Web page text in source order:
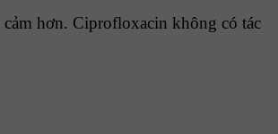
cảm hơn. Ciprofloxacin không có tác